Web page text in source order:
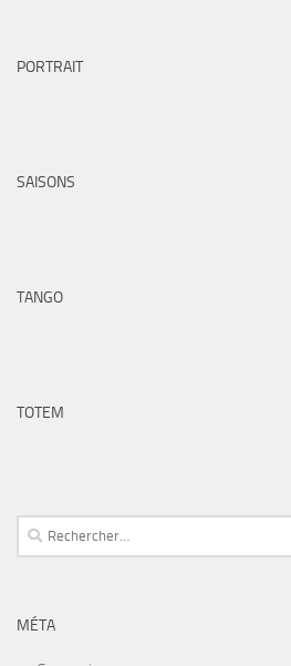
PORTRAIT
SAISONS
TANGO
TOTEM
Rechercher :
MÉTA